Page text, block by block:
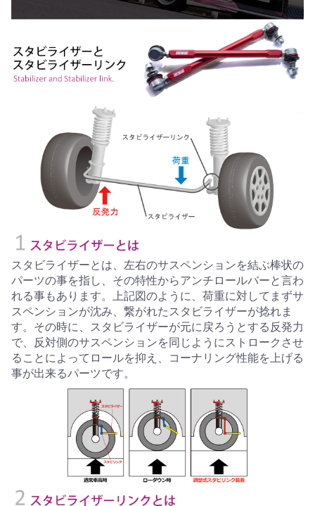
スタビライザーとは、左右のサスペンションを結ぶ棒状の
パーツの事を指し、その特性からアンチロールバーと言わ
れる事もあります。上記図のように、荷重に対してまずサ
スペンションが沈み、繋がれたスタビライザーが捻れま
す。その時に、スタビライザーが元に戻ろうとする反発力
で、反対側のサスペンションを同じようにストロークさせ
ることによってロールを抑え、コーナリング性能を上げる
事が出来るパーツです。